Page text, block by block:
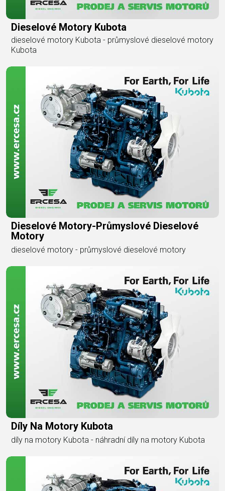
Dieselové Motory Kubota
dieselové motory Kubota - průmyslové dieselové motory
Kubota
Dieselové Motory-Průmyslové Dieselové
Motory
dieselové motory - průmyslové dieselové motory
Díly Na Motory Kubota
díly na motory Kubota - náhradní díly na motory Kubota